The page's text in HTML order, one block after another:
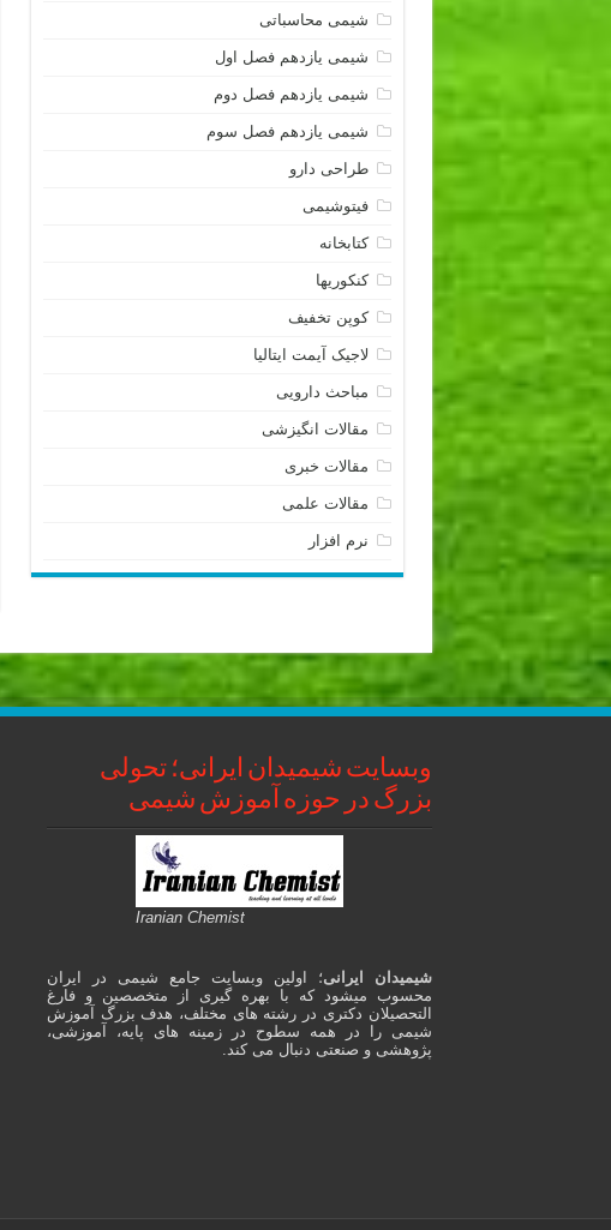
شیمی محاسباتی
شیمی یازدهم فصل اول
شیمی یازدهم فصل دوم
شیمی یازدهم فصل سوم
طراحی دارو
فیتوشیمی
کتابخانه
کنکوریها
کوپن تخفیف
لاجیک آیمت ایتالیا
مباحث دارویی
مقالات انگیزشی
مقالات خبری
مقالات علمی
نرم افزار
وبسایت شیمیدان ایرانی؛ تحولی
بزرگ در حوزه آموزش شیمی
Iranian Chemist
شیمیدان ایرانی؛ اولین وبسایت جامع شیمی در ایران
محسوب میشود که با بهره گیری از متخصصین و فارغ
التحصیلان دکتری در رشته های مختلف، هدف بزرگ آموزش
شیمی را در همه سطوح در زمینه های پایه، آموزشی،
پژوهشی و صنعتی دنبال می کند.